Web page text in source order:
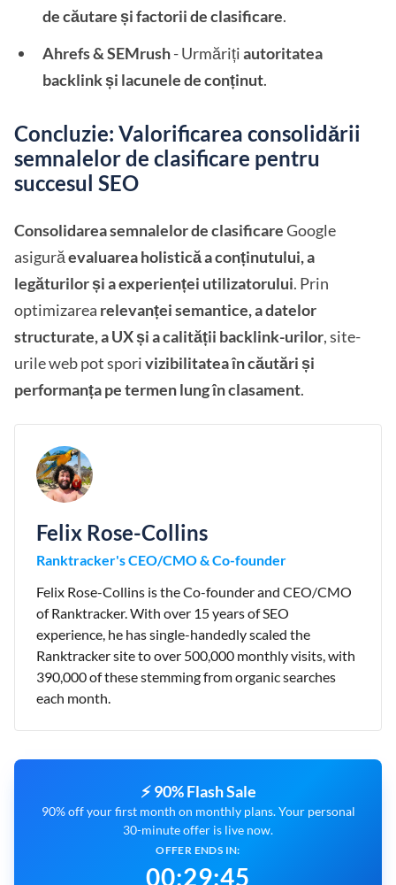
de căutare și factorii de clasificare.
Ahrefs & SEMrush- Urmărițiautoritatea
backlink și lacunele de conținut.
Concluzie: Valorificarea consolidării
semnalelor de clasificare pentru
succesul SEO
Consolidarea semnalelor de clasificareGoogle
asigurăevaluarea holistică a conținutului, a
legăturilor și a experienței utilizatorului. Prin
optimizarea relevanței semantice, a datelor
structurate, a UX și a calității backlink-urilor, site-
urile web pot sporivizibilitatea în căutări și
performanța pe termen lung în clasament.
Felix Rose-Collins
Ranktracker's CEO/CMO & Co-founder
Felix Rose-Collins is the Co-founder and CEO/CMO
of Ranktracker. With over 15 years of SEO
experience, he has single-handedly scaled the
Ranktracker site to over 500,000 monthly visits, with
390,000 of these stemming from organic searches
each month.
⚡ 90% Flash Sale
90% off your first month on monthly plans. Your personal
30-minute offer is live now.
OFFER ENDS IN:
00:29:44